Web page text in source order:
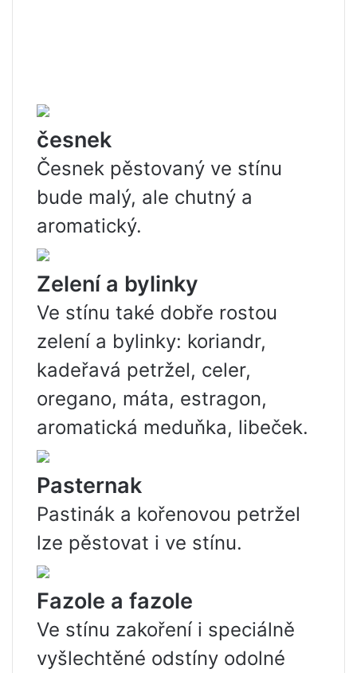
česnek
Česnek pěstovaný ve stínu
bude malý, ale chutný a
aromatický.
Zelení a bylinky
Ve stínu také dobře rostou
zelení a bylinky: koriandr,
kadeřavá petržel, celer,
oregano, máta, estragon,
aromatická meduňka, libeček.
Pasternak
Pastinák a kořenovou petržel
lze pěstovat i ve stínu.
Fazole a fazole
Ve stínu zakoření i speciálně
vyšlechtěné odstíny odolné